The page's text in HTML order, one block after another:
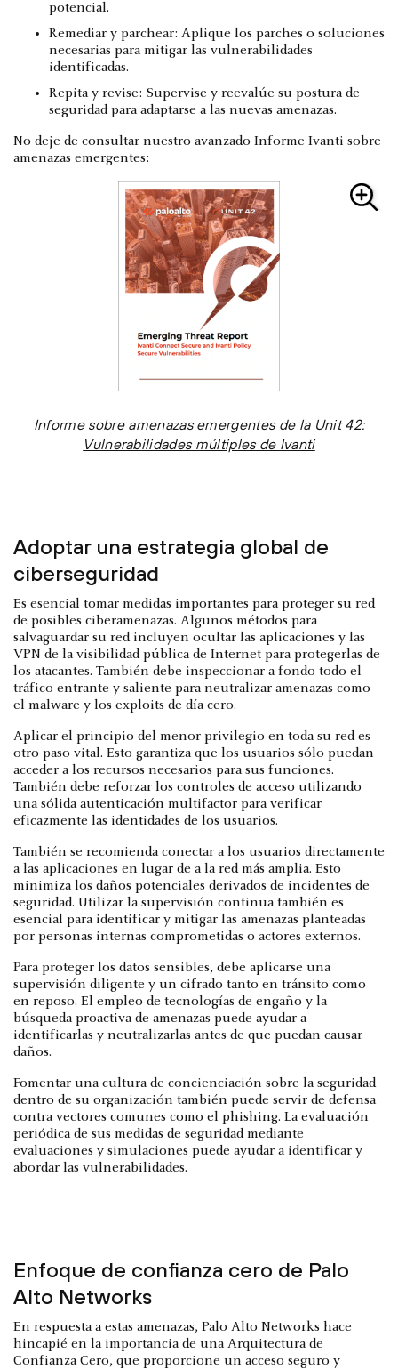
potencial.
Remediar y parchear: Aplique los parches o soluciones
necesarias para mitigar las vulnerabilidades
identificadas.
Repita y revise: Supervise y reevalúe su postura de
seguridad para adaptarse a las nuevas amenazas.
No deje de consultar nuestro avanzado Informe Ivanti sobre
amenazas emergentes:
Informe sobre amenazas emergentes de la Unit 42:
Vulnerabilidades múltiples de Ivanti
Adoptar una estrategia global de
ciberseguridad
Es esencial tomar medidas importantes para proteger su red
de posibles ciberamenazas. Algunos métodos para
salvaguardar su red incluyen ocultar las aplicaciones y las
VPN de la visibilidad pública de Internet para protegerlas de
los atacantes. También debe inspeccionar a fondo todo el
tráfico entrante y saliente para neutralizar amenazas como
el malware y los exploits de día cero.
Aplicar el principio del menor privilegio en toda su red es
otro paso vital. Esto garantiza que los usuarios sólo puedan
acceder a los recursos necesarios para sus funciones.
También debe reforzar los controles de acceso utilizando
una sólida autenticación multifactor para verificar
eficazmente las identidades de los usuarios.
También se recomienda conectar a los usuarios directamente
a las aplicaciones en lugar de a la red más amplia. Esto
minimiza los daños potenciales derivados de incidentes de
seguridad. Utilizar la supervisión continua también es
esencial para identificar y mitigar las amenazas planteadas
por personas internas comprometidas o actores externos.
Para proteger los datos sensibles, debe aplicarse una
supervisión diligente y un cifrado tanto en tránsito como
en reposo. El empleo de tecnologías de engaño y la
búsqueda proactiva de amenazas puede ayudar a
identificarlas y neutralizarlas antes de que puedan causar
daños.
Fomentar una cultura de concienciación sobre la seguridad
dentro de su organización también puede servir de defensa
contra vectores comunes como el phishing. La evaluación
periódica de sus medidas de seguridad mediante
evaluaciones y simulaciones puede ayudar a identificar y
abordar las vulnerabilidades.
Enfoque de confianza cero de Palo
Alto Networks
En respuesta a estas amenazas, Palo Alto Networks hace
hincapié en la importancia de una Arquitectura de
Confianza Cero, que proporcione un acceso seguro y